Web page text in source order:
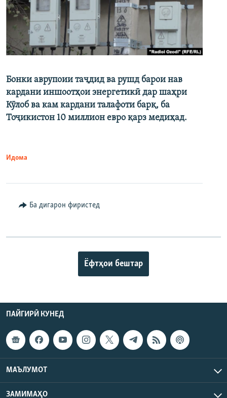
Бонки аврупоии таҷдид ва рушд барои нав
кардани иншоотҳои энергетикӣ дар шаҳри
Кӯлоб ва кам кардани талафоти барқ, ба
Тоҷикистон 10 миллион евро қарз медиҳад.
Идома
Ба дигарон фиристед
Ёфтҳои бештар
ПАЙГИРӢ КУНЕД
МАЪЛУМОТ
ЗАМИМАҲО